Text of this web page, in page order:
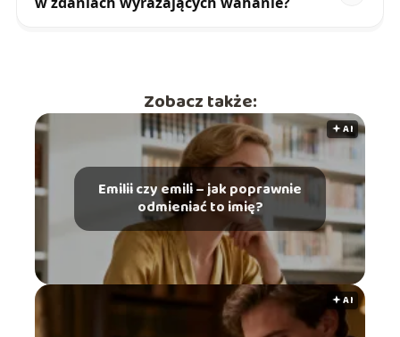
Zobacz także:
🟅 AI
Emilii czy emili – jak poprawnie
odmieniać to imię?
🟅 AI